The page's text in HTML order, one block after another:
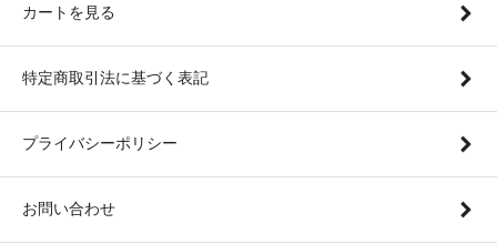
カートを見る
特定商取引法に基づく表記
プライバシーポリシー
お問い合わせ